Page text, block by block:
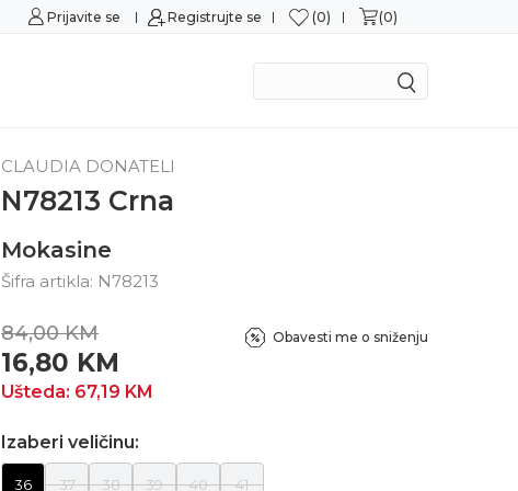
Sigurna kupovina
Prijavite se Registrujte se 0 0
CLAUDIA DONATELI
N78213 Crna
Mokasine
Šifra artikla: N78213
84,00 KM
16,80 KM
Ušteda: 67,19 KM
Obavesti me o sniženju
Izaberi veličinu:
36 37 38 39 40 41